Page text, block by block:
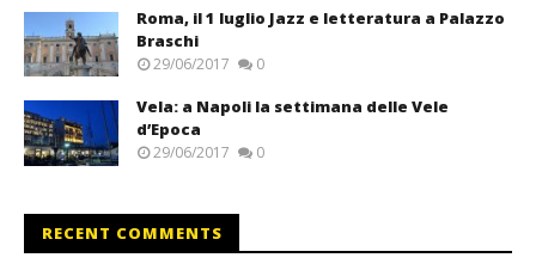
Roma, il 1 luglio Jazz e letteratura a Palazzo
Braschi
29/06/2017 0
Vela: a Napoli la settimana delle Vele
d’Epoca
29/06/2017 0
RECENT COMMENTS